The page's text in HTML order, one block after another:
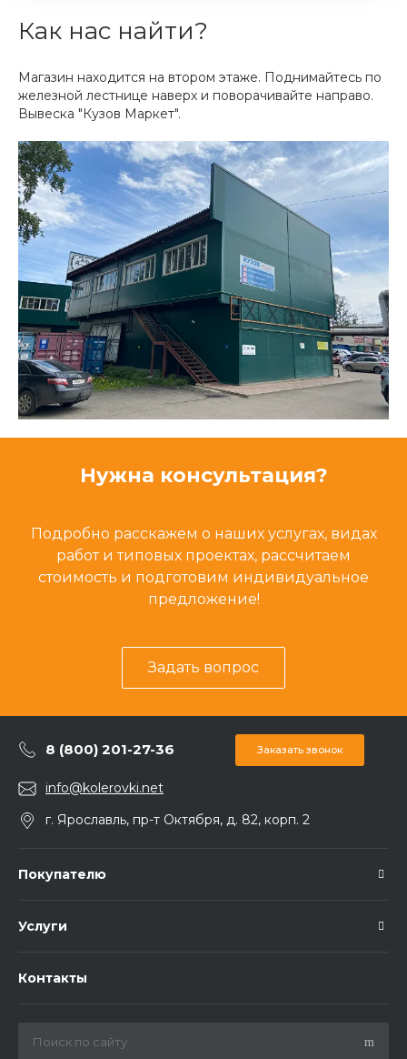
Как нас найти?
Магазин находится на втором этаже. Поднимайтесь по
железной лестнице наверх и поворачивайте направо.
Вывеска "Кузов Маркет".
Нужна консультация?
Подробно расскажем о наших услугах, видах
работ и типовых проектах, рассчитаем
стоимость и подготовим индивидуальное
предложение!
Задать вопрос
8 (800) 201-27-36 Заказать звонок
info@kolerovki.net
г. Ярославль, пр-т Октября, д. 82, корп. 2
Покупателю
Услуги
Контакты